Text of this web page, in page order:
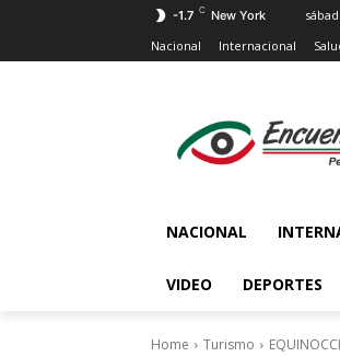
-1.7 C New York
Nacional
Internacional
NACIONAL
VIDEO DEPORTES
Home Turismo